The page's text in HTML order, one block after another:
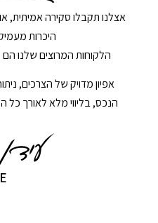
אצלנו תקבלו סקירה אמיתית,
היכרות
הלקוחות המרוצים שלנו
אפיון מדויק של הצרכים,
הנכס, בליווי מלא לאורך